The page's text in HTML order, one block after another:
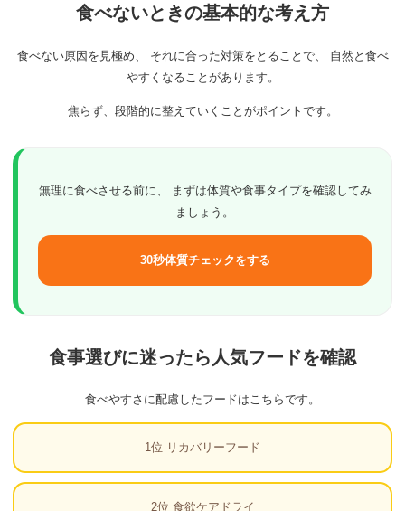
食べないときの基本的な考え方
食べない原因を見極め、 それに合った対策をとることで、 自然と食べ
やすくなることがあります。
焦らず、段階的に整えていくことがポイントです。
無理に食べさせる前に、 まずは体質や食事タイプを確認してみ
ましょう。
30秒体質チェックをする
食事選びに迷ったら人気フードを確認
食べやすさに配慮したフードはこちらです。
1位 リカバリーフード
2位 食欲ケアドライ